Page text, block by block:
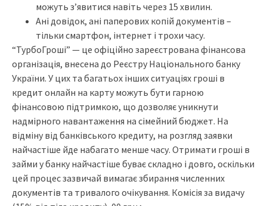
можуть з’явитися навіть через 15 хвилин.
Ані довідок, ані паперових копій документів –
тільки смартфон, інтернет і трохи часу.
“ТурбоГроші” — це офіційно зареєстрована фінансова
організація, внесена до Реєстру Національного банку
України. У цих та багатьох інших ситуаціях гроші в
кредит онлайн на карту можуть бути гарною
фінансовою підтримкою, що дозволяє уникнути
надмірного навантаження на сімейний бюджет. На
відміну від банківського кредиту, на розгляд заявки
найчастіше йде набагато менше часу. Отримати гроші в
займи у банку найчастіше буває складно і довго, оскільки
цей процес зазвичай вимагає збирання численних
документів та тривалого очікування. Комісія за видачу